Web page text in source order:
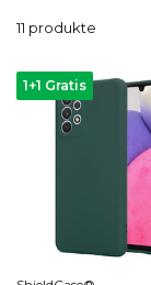
11 produkte
1+1 Gratis